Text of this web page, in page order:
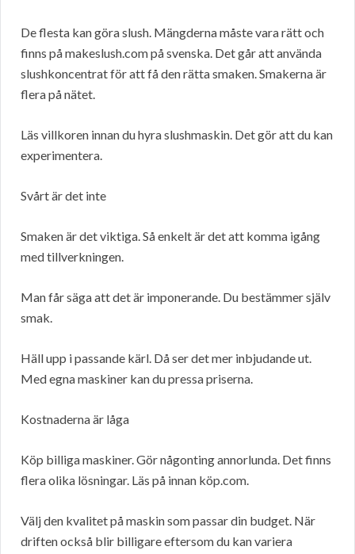
De flesta kan göra slush. Mängderna måste vara rätt och
finns på makeslush.com på svenska. Det går att använda
slushkoncentrat för att få den rätta smaken. Smakerna är
flera på nätet.
Läs villkoren innan du hyra slushmaskin. Det gör att du kan
experimentera.
Svårt är det inte
Smaken är det viktiga. Så enkelt är det att komma igång
med tillverkningen.
Man får säga att det är imponerande. Du bestämmer själv
smak.
Häll upp i passande kärl. Då ser det mer inbjudande ut.
Med egna maskiner kan du pressa priserna.
Kostnaderna är låga
Köp billiga maskiner. Gör någonting annorlunda. Det finns
flera olika lösningar. Läs på innan köp.com.
Välj den kvalitet på maskin som passar din budget. När
driften också blir billigare eftersom du kan variera